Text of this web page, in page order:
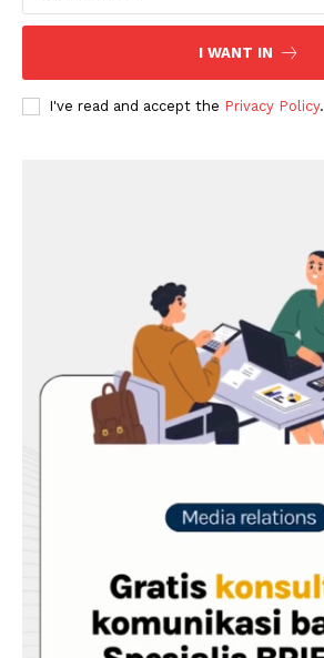
I WANT IN
I've read and accept the Privacy Policy.